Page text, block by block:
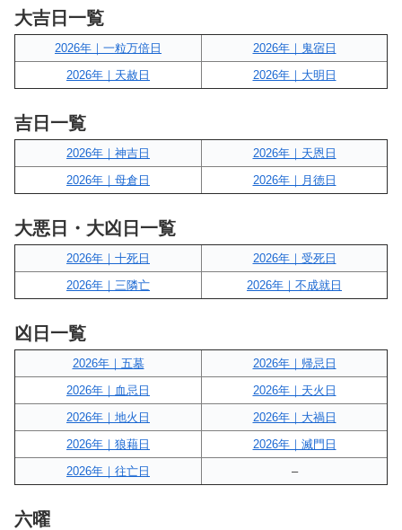
大吉日一覧
2026年｜一粒万倍日
2026年｜鬼宿日
2026年｜天赦日
2026年｜大明日
吉日一覧
2026年｜神吉日
2026年｜天恩日
2026年｜母倉日
2026年｜月徳日
大悪日・大凶日一覧
2026年｜十死日
2026年｜受死日
2026年｜三隣亡
2026年｜不成就日
凶日一覧
2026年｜五墓
2026年｜帰忌日
2026年｜血忌日
2026年｜天火日
2026年｜地火日
2026年｜大禍日
2026年｜狼藉日
2026年｜滅門日
2026年｜往亡日
–
六曜